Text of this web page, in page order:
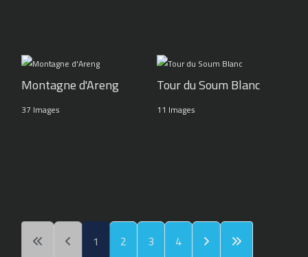
Montagne d'Areng
37 Images
Tour du Soum Blanc
11 Images
1 2 3 4